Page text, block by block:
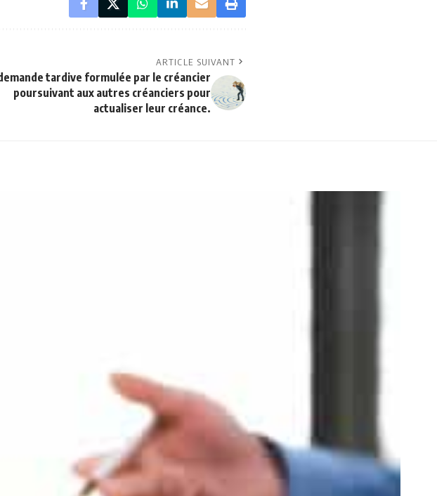
ARTICLE SUIVANT
tardive formulée par le créancier
poursuivant aux autres créanciers pour
actualiser leur créance.